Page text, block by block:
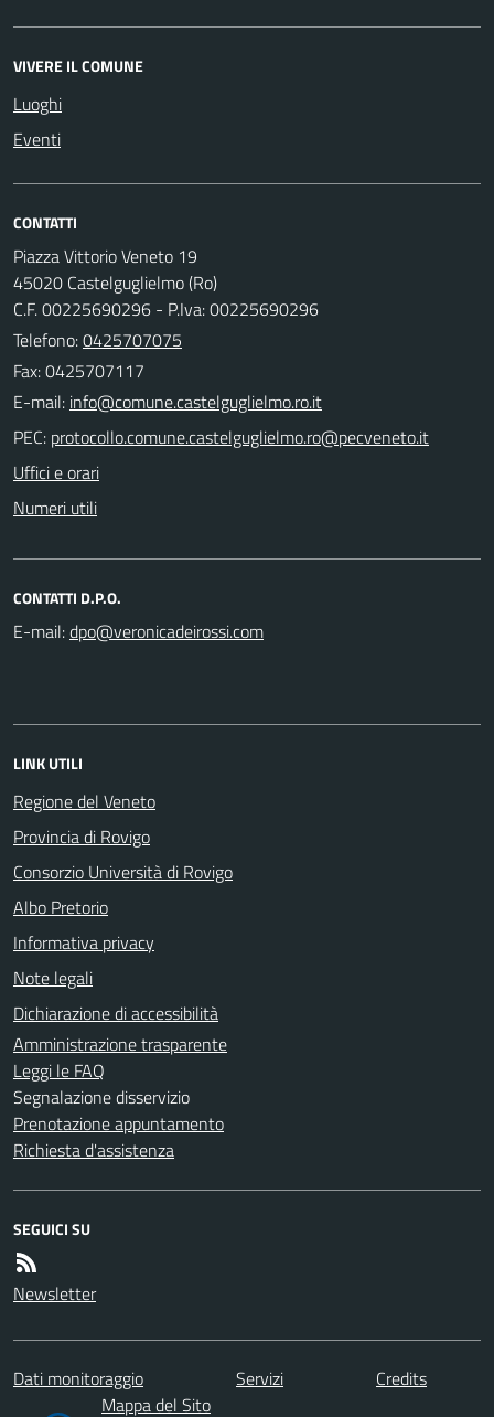
VIVERE IL COMUNE
Luoghi
Eventi
CONTATTI
Piazza Vittorio Veneto 19
45020 Castelguglielmo (Ro)
C.F. 00225690296 - P.Iva: 00225690296
Telefono:0425707075
Fax: 0425707117
E-mail:
PEC:
Uffici e orari
Numeri utili
CONTATTI D.P.O.
E-mail:
LINK UTILI
Regione del Veneto
Provincia di Rovigo
Consorzio Università di Rovigo
Albo Pretorio
Informativa privacy
Note legali
Dichiarazione di accessibilità
Amministrazione trasparente
Leggi le FAQ
Segnalazione disservizio
Prenotazione appuntamento
Richiesta d'assistenza
SEGUICI SU
Newsletter
Dati monitoraggio Servizi
Credits
Mappa del Sito